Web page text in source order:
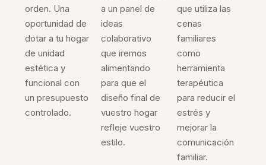
orden. Una
oportunidad de
dotar a tu hogar
de unidad
estética y
funcional con
un presupuesto
controlado.
a un panel de
ideas
colaborativo
que iremos
alimentando
para que el
diseño final de
vuestro hogar
refleje vuestro
estilo.
que utiliza las
cenas
familiares
como
herramienta
terapéutica
para reducir el
estrés y
mejorar la
comunicación
familiar.